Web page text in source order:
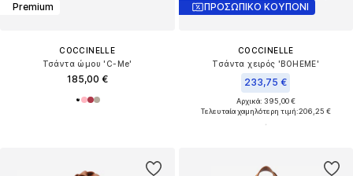
Premium
COCCINELLE
Τσάντα ώμου 'C-Me'
185,00 €
ΠΡΟΣΩΠΙΚΟ ΚΟΥΠΟΝΙ
COCCINELLE
Τσάντα χειρός 'BOHEME'
233,75 €
Αρχικά: 395,00 €
Τελευταία χαμηλότερη τιμή:206,25 €